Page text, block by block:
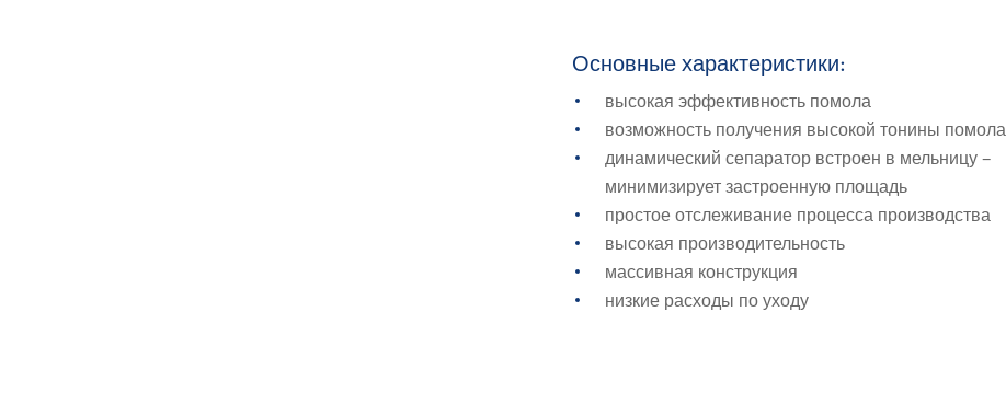
Основные характеристики:
высокая эффективность помола
возможность получения высокой тонины помола
динамический сепаратор встроен в мельницу –
минимизирует застроенную площадь
простое отслеживание процесса производства
высокая производительность
массивная конструкция
низкие расходы по уходу